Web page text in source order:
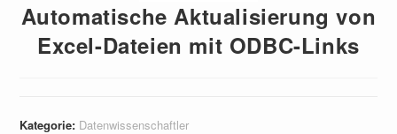
Automatische Aktualisierung von
Excel-Dateien mit ODBC-Links
Kategorie: Datenwissenschaftler